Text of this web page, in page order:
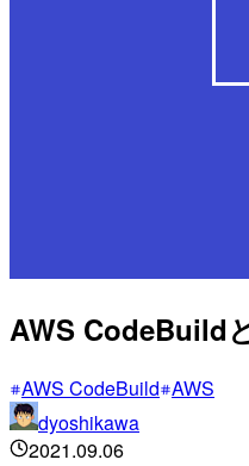
AWS CodeBuild
AWS CodeBuild AWS
dyoshikawa
2021.09.06